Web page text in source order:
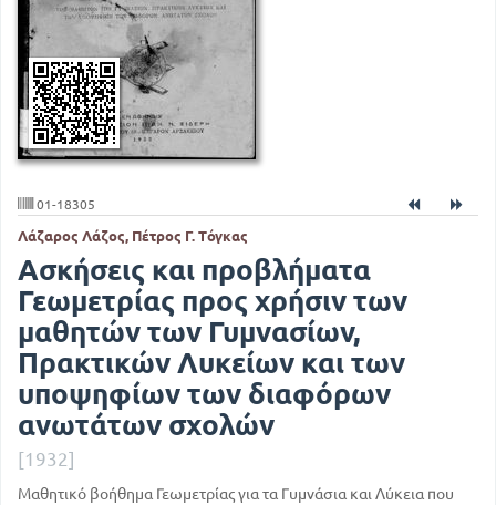
01-18305
Λάζαρος Λάζος, Πέτρος Γ. Τόγκας
Ασκήσεις και προβλήματα
Γεωμετρίας προς χρήσιν των
μαθητών των Γυμνασίων,
Πρακτικών Λυκείων και των
υποψηφίων των διαφόρων
ανωτάτων σχολών
[1932]
Μαθητικό βοήθημα Γεωμετρίας για τα Γυμνάσια και Λύκεια που